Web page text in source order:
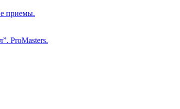
приемы.
ProMasters.